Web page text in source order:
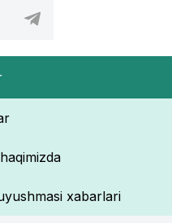
xabarlari